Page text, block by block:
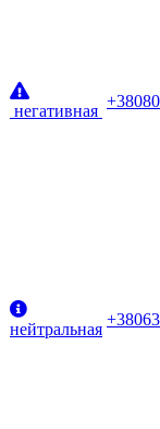
негативная
нейтральная